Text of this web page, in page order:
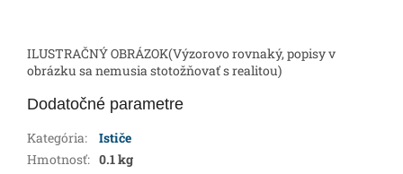
ILUSTRAČNÝ OBRÁZOK(Výzorovo rovnaký, popisy v
obrázku sa nemusia stotožňovať s realitou)
Dodatočné parametre
Kategória:
Ističe
Hmotnosť: 0.1 kg